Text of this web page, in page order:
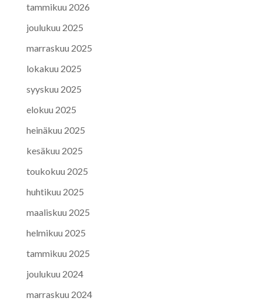
tammikuu 2026
joulukuu 2025
marraskuu 2025
lokakuu 2025
syyskuu 2025
elokuu 2025
heinäkuu 2025
kesäkuu 2025
toukokuu 2025
huhtikuu 2025
maaliskuu 2025
helmikuu 2025
tammikuu 2025
joulukuu 2024
marraskuu 2024